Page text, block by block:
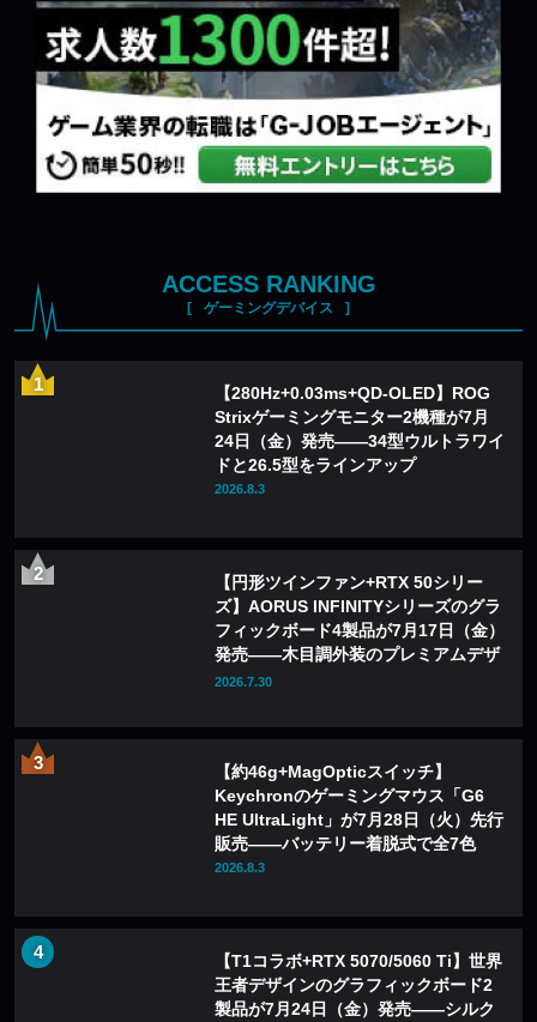
ACCESS RANKING
ゲーミングデバイス
【280Hz+0.03ms+QD-OLED】ROG
Strixゲーミングモニター2機種が7月
24日（金）発売——34型ウルトラワイ
ドと26.5型をラインアップ
2026.8.3
【円形ツインファン+RTX 50シリー
ズ】AORUS INFINITYシリーズのグラ
フィックボード4製品が7月17日（金）
発売——木目調外装のプレミアムデザ
インを採用
2026.7.30
【約46g+MagOpticスイッチ】
Keychronのゲーミングマウス「G6
HE UltraLight」が7月28日（火）先行
販売——バッテリー着脱式で全7色
2026.8.3
【T1コラボ+RTX 5070/5060 Ti】世界
王者デザインのグラフィックボード2
製品が7月24日（金）発売——シルク